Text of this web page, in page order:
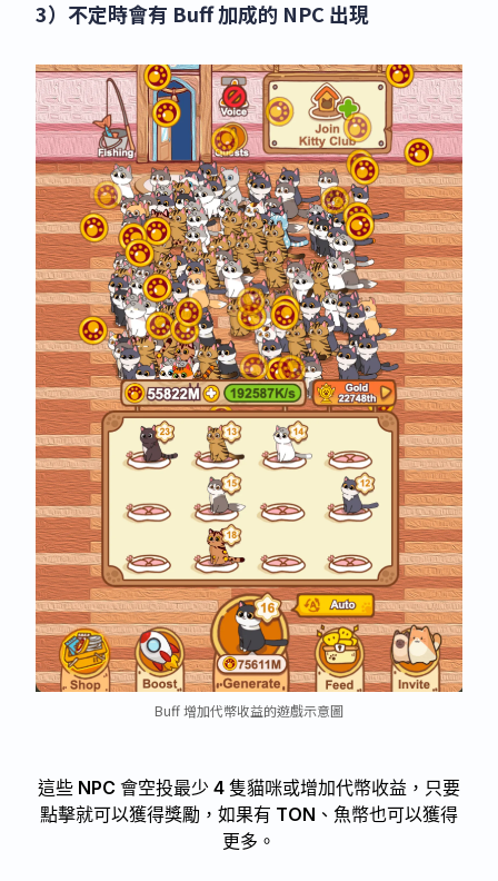
3）不定時會有 Buff 加成的 NPC 出現
Buff 增加代幣收益的遊戲示意圖
這些 NPC 會空投最少 4 隻貓咪或增加代幣收益，只要
點擊就可以獲得獎勵，如果有 TON、魚幣也可以獲得
更多。